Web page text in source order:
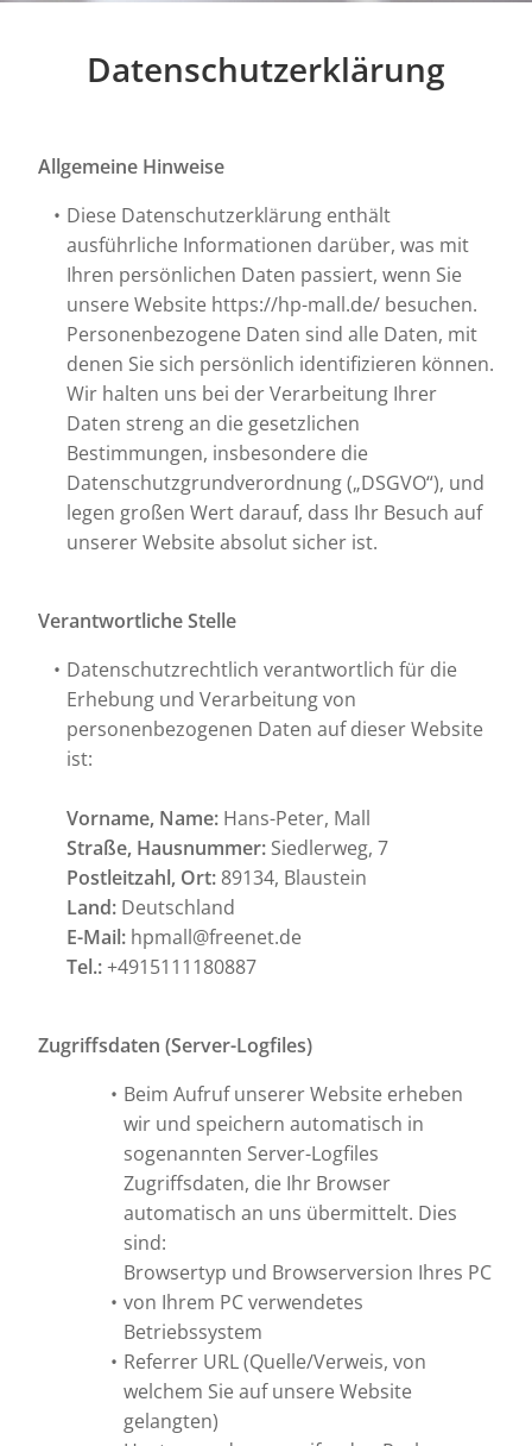
Datenschutzerklärung
Allgemeine Hinweise
Diese Datenschutzerklärung enthält
ausführliche Informationen darüber, was mit
Ihren persönlichen Daten passiert, wenn Sie
unsere Website https://hp-mall.de/ besuchen.
Personenbezogene Daten sind alle Daten, mit
denen Sie sich persönlich identifizieren können.
Wir halten uns bei der Verarbeitung Ihrer
Daten streng an die gesetzlichen
Bestimmungen, insbesondere die
Datenschutzgrundverordnung („DSGVO“), und
legen großen Wert darauf, dass Ihr Besuch auf
unserer Website absolut sicher ist.
Verantwortliche Stelle
Datenschutzrechtlich verantwortlich für die
Erhebung und Verarbeitung von
personenbezogenen Daten auf dieser Website
ist:
Vorname, Name: Hans-Peter, Mall
Straße, Hausnummer: Siedlerweg, 7
Postleitzahl, Ort: 89134, Blaustein
Land: Deutschland
E-Mail: hpmall@freenet.de
Tel.:+4915111180887
Zugriffsdaten (Server-Logfiles)
Beim Aufruf unserer Website erheben
wir und speichern automatisch in
sogenannten Server-Logfiles
Zugriffsdaten, die Ihr Browser
automatisch an uns übermittelt. Dies
sind:
Browsertyp und Browserversion Ihres PC
von Ihrem PC verwendetes
Betriebssystem
Referrer URL (Quelle/Verweis, von
welchem Sie auf unsere Website
gelangten)